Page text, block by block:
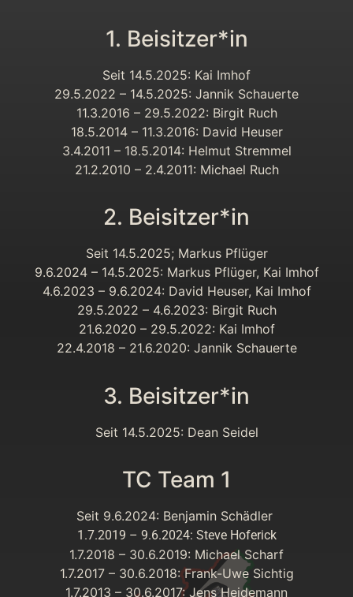
1. Beisitzer*in
Seit 14.5.2025: Kai Imhof
29.5.2022 – 14.5.2025: Jannik Schauerte
11.3.2016 – 29.5.2022: Birgit Ruch
18.5.2014 – 11.3.2016: David Heuser
3.4.2011 – 18.5.2014: Helmut Stremmel
21.2.2010 – 2.4.2011: Michael Ruch
2. Beisitzer*in
Seit 14.5.2025; Markus Pflüger
9.6.2024 – 14.5.2025: Markus Pflüger, Kai Imhof
4.6.2023 – 9.6.2024: David Heuser, Kai Imhof
29.5.2022 – 4.6.2023: Birgit Ruch
21.6.2020 – 29.5.2022: Kai Imhof
22.4.2018 – 21.6.2020: Jannik Schauerte
3. Beisitzer*in
Seit 14.5.2025: Dean Seidel
TC Team 1
Seit 9.6.2024: Benjamin Schädler
1.7.2019 – 9.6.2024: Steve Hoferick
1.7.2018 – 30.6.2019: Michael Scharf
1.7.2017 – 30.6.2018: Frank-Uwe Sichtig
1.7.2013 – 30.6.2017: Jens Heidemann